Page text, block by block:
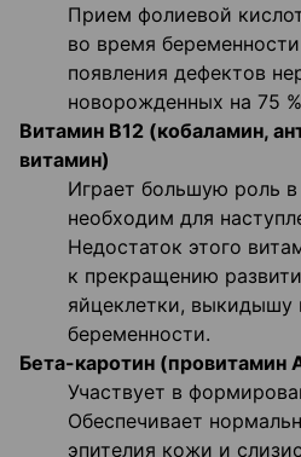
Прием фолиевой
во время
появления дефектов
новорожденных на 75
Витамин В12 (кобаламин,
витамин)
Играет большую роль
необходим для
Недостаток этого
к прекращению
яйцеклетки, выкидышу
беременности.
Бета-каротин (провитамин
Участвует в
Обеспечивает
эпителия кожи и